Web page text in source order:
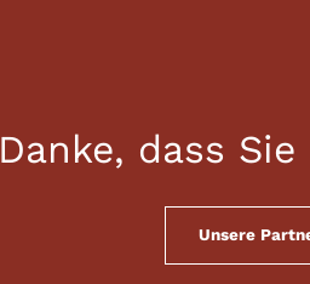
Danke, dass
Unsere